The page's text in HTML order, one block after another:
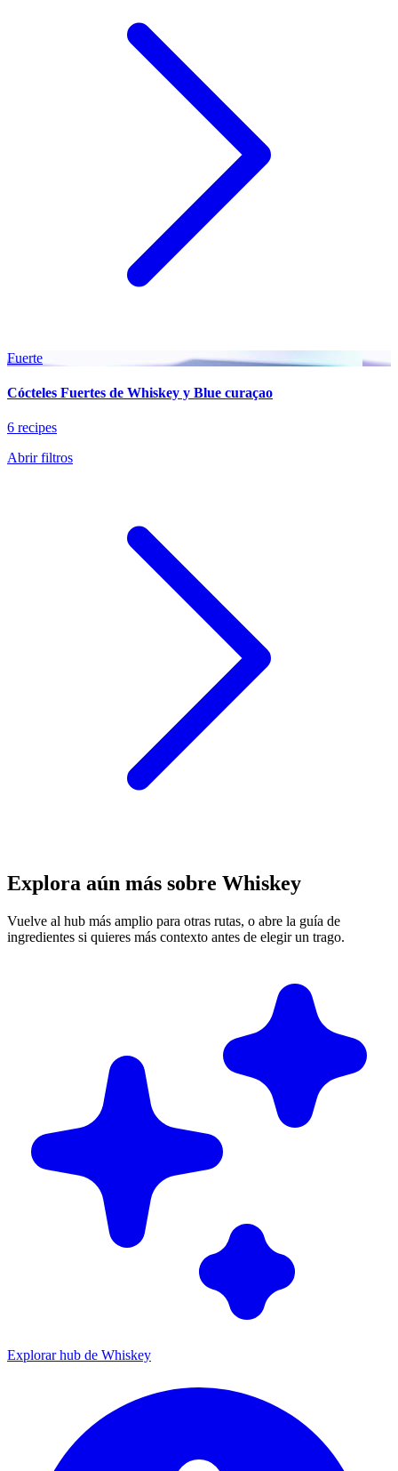
Fuerte
Cócteles Fuertes de Whiskey y Blue curaçao
6 recipes
Abrir filtros
Explora aún más sobre Whiskey
Vuelve al hub más amplio para otras rutas, o abre la guía de
ingredientes si quieres más contexto antes de elegir un trago.
Explorar hub de Whiskey